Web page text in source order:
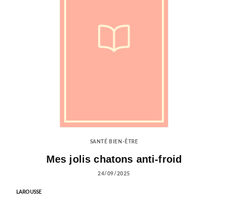
SANTÉ BIEN-ÊTRE
Mes jolis chatons anti-froid
24/09/2025
LAROUSSE